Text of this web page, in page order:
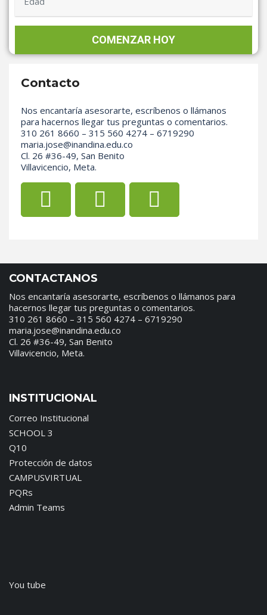
Contacto
Nos encantaría asesorarte, escríbenos o llámanos
para hacernos llegar tus preguntas o comentarios.
310 261 8660 – 315 560 4274 – 6719290
maria.jose@inandina.edu.co
Cl. 26 #36-49, San Benito
Villavicencio, Meta.
CONTACTANOS
Nos encantaría asesorarte, escríbenos o llámanos para
hacernos llegar tus preguntas o comentarios.
310 261 8660 – 315 560 4274 – 6719290
maria.jose@inandina.edu.co
Cl. 26 #36-49, San Benito
Villavicencio, Meta.
INSTITUCIONAL
Correo Institucional
SCHOOL 3
Q10
Protección de datos
CAMPUSVIRTUAL
PQRs
Admin Teams
You tube